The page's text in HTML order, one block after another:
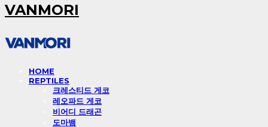
VANMORI
HOME
REPTILES
크레스티드 게코
레오파드 게코
비어디 드래곤
도마뱀